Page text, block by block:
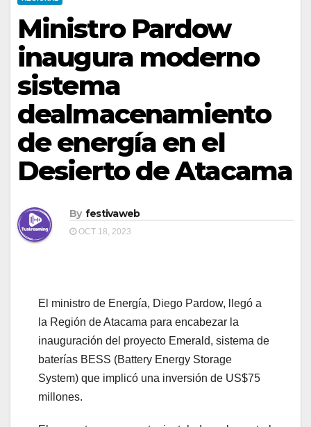
Ministro Pardow
inaugura moderno
sistema
dealmacenamiento
de energía en el
Desierto de Atacama
By festivaweb
OCT 18, 2023
El ministro de Energía, Diego Pardow, llegó a
la Región de Atacama para encabezar la
inauguración del proyecto Emerald, sistema de
baterías BESS (Battery Energy Storage
System) que implicó una inversión de US$75
millones.